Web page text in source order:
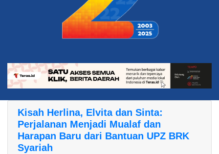
Kisah Herlina, Elvita dan Sinta:
Perjalanan Menjadi Mualaf dan
Harapan Baru dari Bantuan UPZ BRK
Syariah